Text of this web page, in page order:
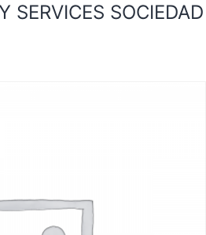
SERVICES SOCIEDAD